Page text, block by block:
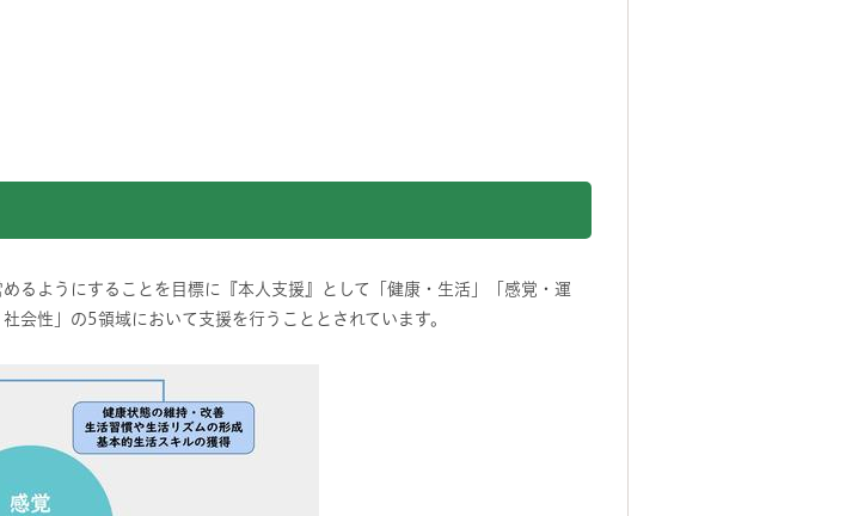
るようにすることを目標に『本人支援』として「健康・生活」「感覚・運
会性」の5領域において支援を行うこととされています。